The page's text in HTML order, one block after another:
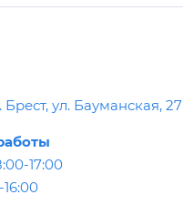
Брест, ул. Бауманская, 27
17:00